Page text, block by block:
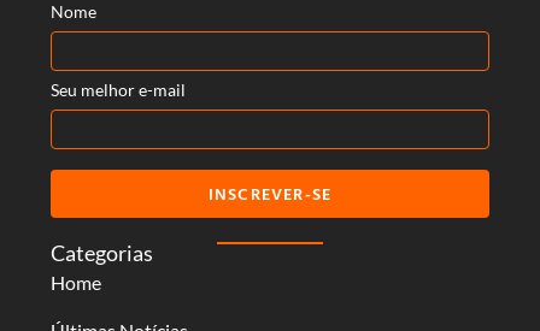
Categorias
Home
Nome
Seu melhor e-mail
INSCREVER-SE